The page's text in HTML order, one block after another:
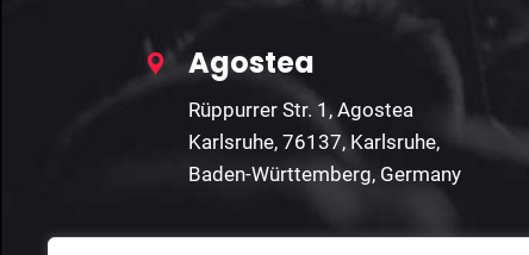
Agostea
Rüppurrer Str. 1, Agostea
Karlsruhe, 76137, Karlsruhe,
Baden-Württemberg, Germany